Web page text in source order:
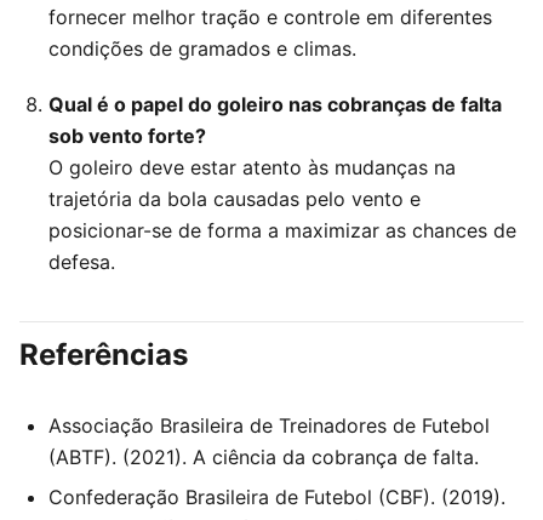
fornecer melhor tração e controle em diferentes
condições de gramados e climas.
Qual é o papel do goleiro nas cobranças de falta
sob vento forte?
O goleiro deve estar atento às mudanças na
trajetória da bola causadas pelo vento e
posicionar-se de forma a maximizar as chances de
defesa.
Referências
Associação Brasileira de Treinadores de Futebol
(ABTF). (2021). A ciência da cobrança de falta.
Confederação Brasileira de Futebol (CBF). (2019).